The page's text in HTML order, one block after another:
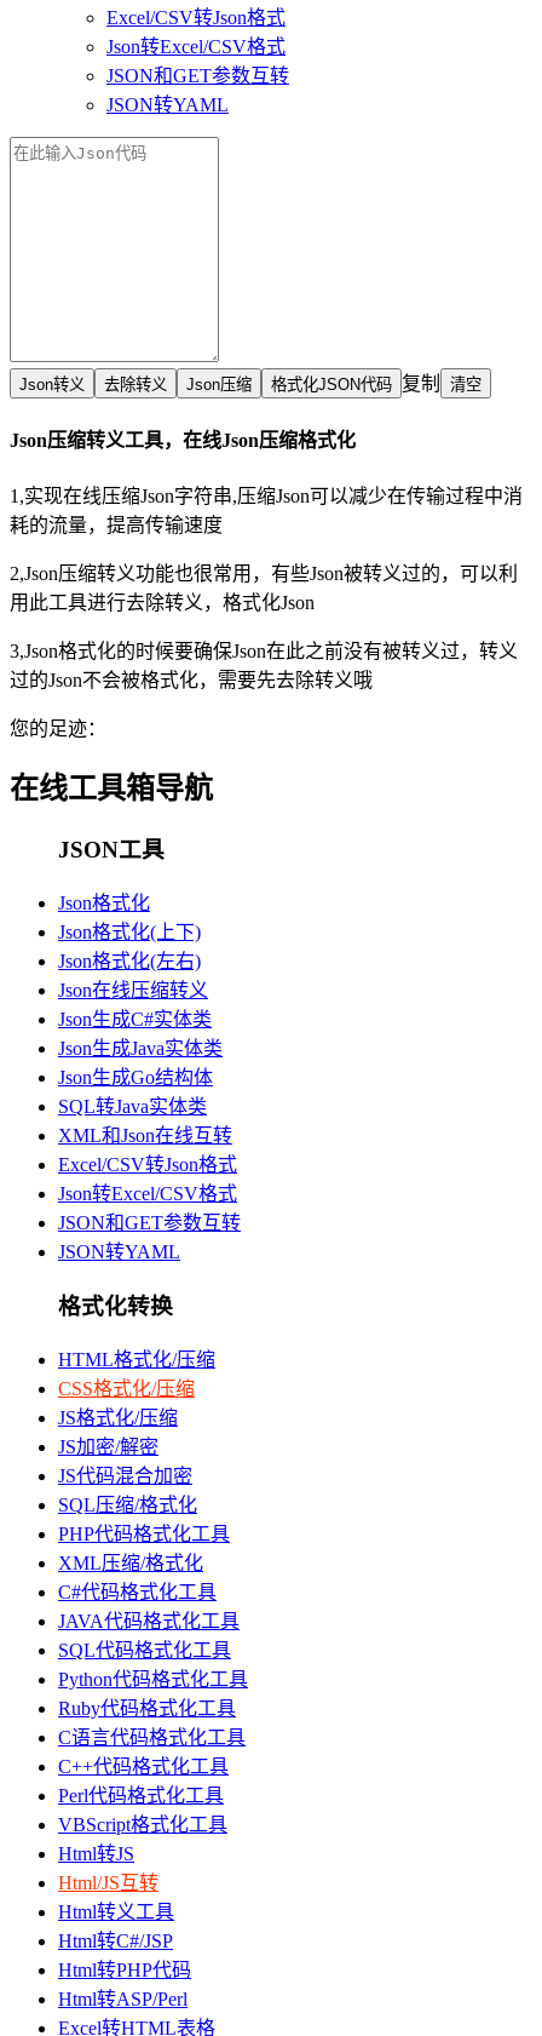
Excel/CSV转Json格式
Json转Excel/CSV格式
JSON和GET参数互转
JSON转YAML
复制 清空
Json压缩转义工具，在线Json压缩格式化
1,实现在线压缩Json字符串,压缩Json可以减少在传输过程中消
耗的流量，提高传输速度
2,Json压缩转义功能也很常用，有些Json被转义过的，可以利
用此工具进行去除转义，格式化Json
3,Json格式化的时候要确保Json在此之前没有被转义过，转义
过的Json不会被格式化，需要先去除转义哦
您的足迹：
在线工具箱导航
JSON工具
Json格式化
Json格式化(上下)
Json格式化(左右)
Json在线压缩转义
Json生成C#实体类
Json生成Java实体类
Json生成Go结构体
SQL转Java实体类
XML和Json在线互转
Excel/CSV转Json格式
Json转Excel/CSV格式
JSON和GET参数互转
JSON转YAML
格式化转换
HTML格式化/压缩
CSS格式化/压缩
JS格式化/压缩
JS加密/解密
JS代码混合加密
SQL压缩/格式化
PHP代码格式化工具
XML压缩/格式化
C#代码格式化工具
JAVA代码格式化工具
SQL代码格式化工具
Python代码格式化工具
Ruby代码格式化工具
C语言代码格式化工具
C++代码格式化工具
Perl代码格式化工具
VBScript格式化工具
Html转JS
Html/JS互转
Html转义工具
Html转C#/JSP
Html转PHP代码
Html转ASP/Perl
Excel转HTML表格